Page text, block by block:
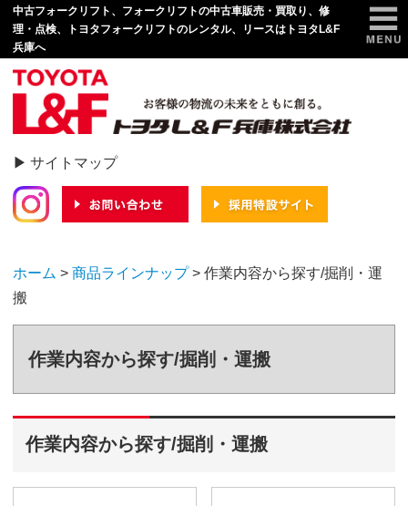
中古フォークリフト、フォークリフトの中古車販売・買取り、修
理・点検、トヨタフォークリフトのレンタル、リースはトヨタL&F
兵庫へ
サイトマップ
ホーム > 商品ラインナップ> 作業内容から探す/掘削・運
搬
作業内容から探す/掘削・運搬
作業内容から探す/掘削・運搬
商品ラインナップ
リース＆レンタル
サービス・サポート